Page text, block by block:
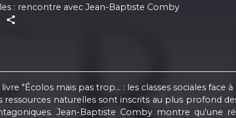
: rencontre avec Jean-Baptiste Comby
"Écolos mais pas trop... : les classes sociales face
naturelles sont inscrits au plus profond
Jean-Baptiste Comby montre